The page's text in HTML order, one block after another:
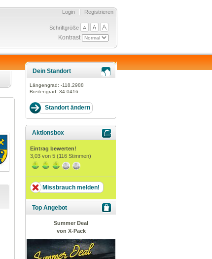
Registrieren
Login
Schriftgröße
Kontrast
Dein Standort
Längengrad: -118.2988
Breitengrad: 34.0416
Aktionsbox
Eintrag bewerten!
3,03 von 5 (116 Stimmen)
Missbrauch melden!
Top Angebot
Summer Deal
von X-Pack